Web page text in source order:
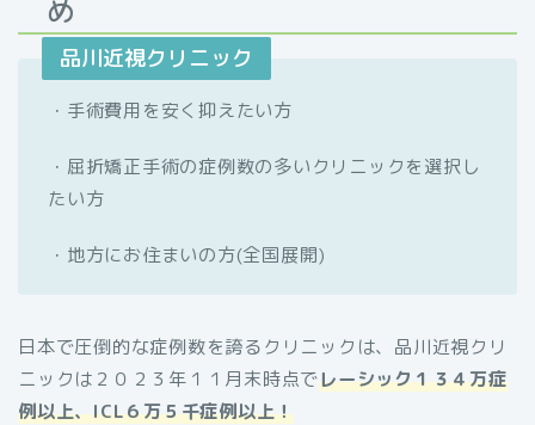
め
品川近視クリニック
・手術費用を安く抑えたい方
・屈折矯正手術の症例数の多いクリニックを選択し
たい方
・地方にお住まいの方(全国展開)
日本で圧倒的な症例数を誇るクリニックは、品川近視クリ
ニックは２０２３年１１月末時点でレーシック１３４万症
例以上、ICL６万５千症例以上！